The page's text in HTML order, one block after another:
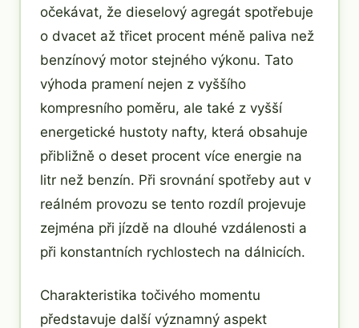
očekávat, že dieselový agregát spotřebuje
o dvacet až třicet procent méně paliva než
benzínový motor stejného výkonu. Tato
výhoda pramení nejen z vyššího
kompresního poměru, ale také z vyšší
energetické hustoty nafty, která obsahuje
přibližně o deset procent více energie na
litr než benzín. Při srovnání spotřeby aut v
reálném provozu se tento rozdíl projevuje
zejména při jízdě na dlouhé vzdálenosti a
při konstantních rychlostech na dálnicích.
Charakteristika točivého momentu
představuje další významný aspekt